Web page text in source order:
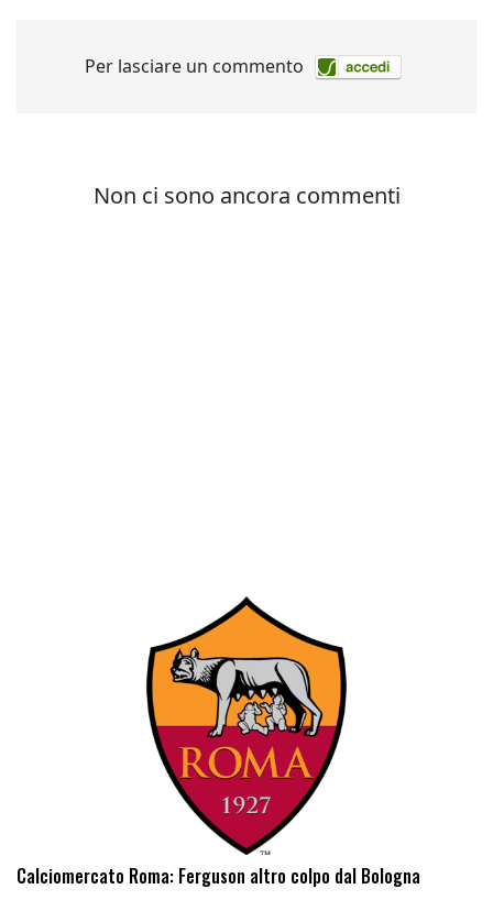
Calciomercato Roma: Ferguson altro colpo dal Bologna